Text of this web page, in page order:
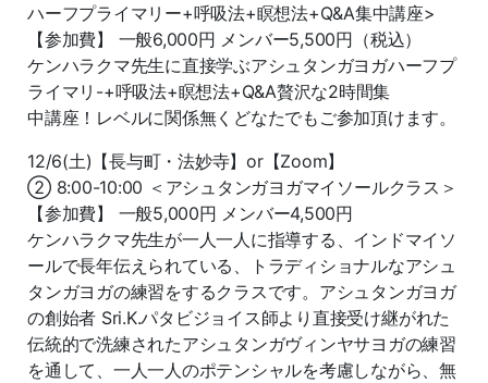
ハーフプライマリー+呼吸法+瞑想法+Q&A集中講座>
【参加費】 一般6,000円 メンバー5,500円（税込）
ケンハラクマ先生に直接学ぶアシュタンガヨガハーフプ
ライマリ-+呼吸法+瞑想法+Q&A贅沢な2時間集
中講座！レベルに関係無くどなたでもご参加頂けます。
12/6(土)【長与町・法妙寺】or【Zoom】
② 8:00-10:00 ＜アシュタンガヨガマイソールクラス＞
【参加費】 一般5,000円 メンバー4,500円
ケンハラクマ先生が一人一人に指導する、インドマイソ
ールで長年伝えられている、トラディショナルなアシュ
タンガヨガの練習をするクラスです。アシュタンガヨガ
の創始者 Sri.K.パタビジョイス師より直接受け継がれた
伝統的で洗練されたアシュタンガヴィンヤサヨガの練習
を通して、一人一人のポテンシャルを考慮しながら、無